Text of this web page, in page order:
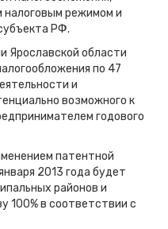
налоговым режимом и
РФ.
Ярославской области
по 47
и
возможного к
годового
патентной
2013 года будет
районов и
100% в соответствии с